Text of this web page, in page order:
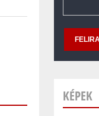
KÉPEK